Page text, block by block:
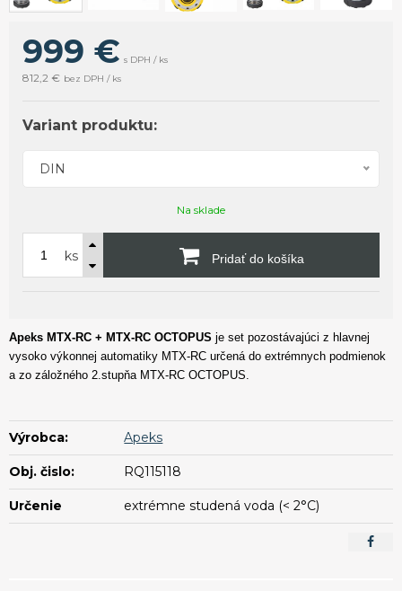
999 € s DPH / ks
812,2 € bez DPH / ks
Variant produktu:
DIN
Na sklade
ks Pridať do košíka
Apeks MTX-RC + MTX-RC OCTOPUS je set pozostávajúci z hlavnej
vysoko výkonnej automatiky MTX-RC určená do extrémnych podmienok
a zo záložného 2.stupňa MTX-RC OCTOPUS.
Výrobca: Apeks
Obj. čislo: RQ115118
Určenie extrémne studená voda (< 2°C)